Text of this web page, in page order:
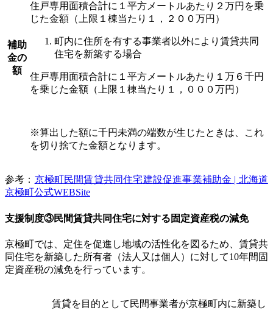
補助
金の
額
住戸専用面積合計に１平方メートルあたり２万円を乗
じた金額（上限１棟当たり１，２００万円）
町内に住所を有する事業者以外により賃貸共同
住宅を新築する場合
住戸専用面積合計に１平方メートルあたり１万６千円
を乗じた金額（上限１棟当たり１，０００万円）
※算出した額に千円未満の端数が生じたときは、これ
を切り捨てた金額となります。
参考： 京極町民間賃貸共同住宅建設促進事業補助金 | 北海道
京極町公式WEBSite
支援制度③民間賃貸共同住宅に対する固定資産税の減免
京極町では、定住を促進し地域の活性化を図るため、賃貸共
同住宅を新築した所有者（法人又は個人）に対して10年間固
定資産税の減免を行っています。
賃貸を目的として民間事業者が京極町内に新築し